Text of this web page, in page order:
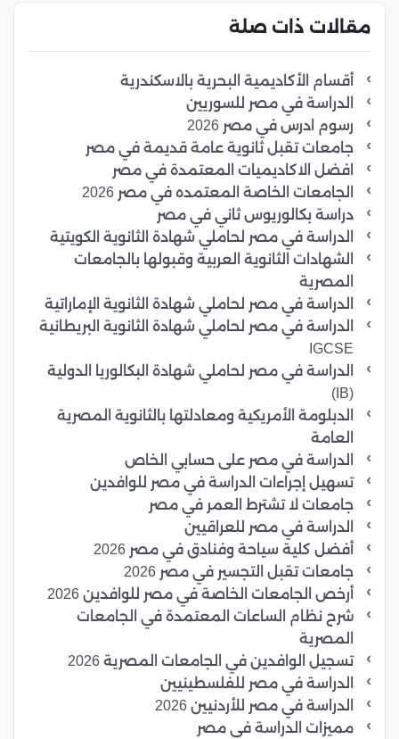
مقالات ذات صلة
أقسام الأكاديمية البحرية بالاسكندرية
الدراسة في مصر للسوريين
رسوم ادرس في مصر 2026
جامعات تقبل ثانوية عامة قديمة في مصر
افضل الاكاديميات المعتمدة في مصر
الجامعات الخاصة المعتمده في مصر 2026
دراسة بكالوريوس ثاني في مصر
الدراسة في مصر لحاملي شهادة الثانوية الكويتية
الشهادات الثانوية العربية وقبولها بالجامعات
المصرية
الدراسة في مصر لحاملي شهادة الثانوية الإماراتية
الدراسة في مصر لحاملي شهادة الثانوية البريطانية
IGCSE
الدراسة في مصر لحاملي شهادة البكالوريا الدولية
(IB)
الدبلومة الأمريكية ومعادلتها بالثانوية المصرية
العامة
الدراسة في مصر على حسابي الخاص
تسهيل إجراءات الدراسة في مصر للوافدين
جامعات لا تشترط العمر في مصر
الدراسة في مصر للعراقيين
أفضل كلية سياحة وفنادق في مصر 2026
جامعات تقبل التجسير في مصر 2026
أرخص الجامعات الخاصة في مصر للوافدين 2026
شرح نظام الساعات المعتمدة في الجامعات
المصرية
تسجيل الوافدين في الجامعات المصرية 2026
الدراسة في مصر للفلسطينيين
الدراسة في مصر للأردنيين 2026
مميزات الدراسة في مصر